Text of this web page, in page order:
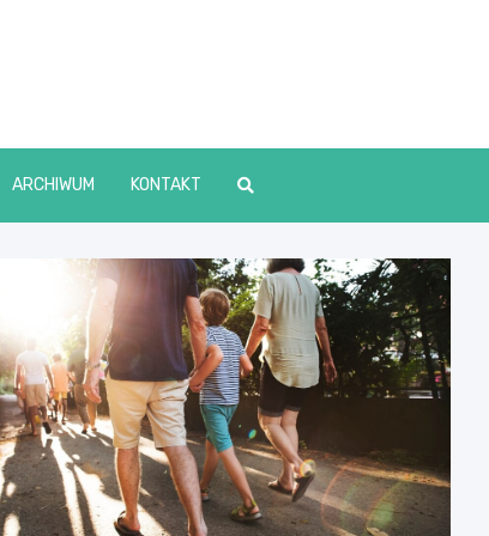
ARCHIWUM KONTAKT